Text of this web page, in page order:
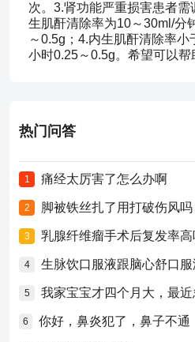
次。3.肾功能严重损害患者
生肌酐清除率为10～30ml/分
～0.5g；4.内生肌酐清除率
小时0.25～0.5g。希望可以帮
热门问答
1 痛经太厉害了怎么办啊
2 脚被铁丝扎了用打破伤风吗
3 乳腺纤维瘤手术后复发率
4 生脉饮口服液跟脑心舒口
5 我家宝宝才四个月大，最近
6